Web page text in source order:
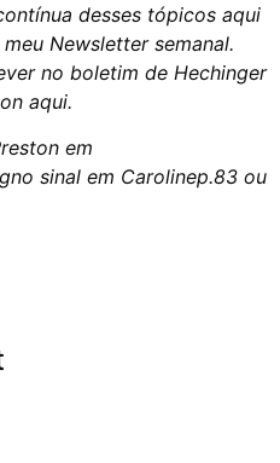
desses tópicos aqui
Newsletter semanal.
no boletim de Hechinger
aqui.
em
no sinal em Carolinep.83 ou